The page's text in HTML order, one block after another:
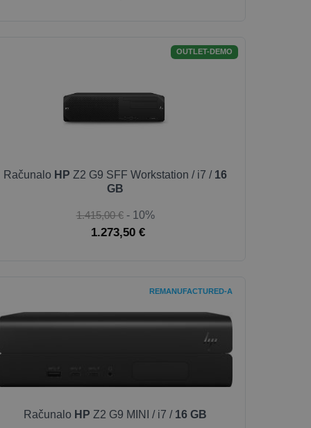
OUTLET-DEMO
Računalo HP Z2 G9 SFF Workstation / i7 / 16
GB
1.415,00 € - 10%
1.273,50 €
REMANUFACTURED-A
Računalo HP Z2 G9 MINI / i7 / 16 GB